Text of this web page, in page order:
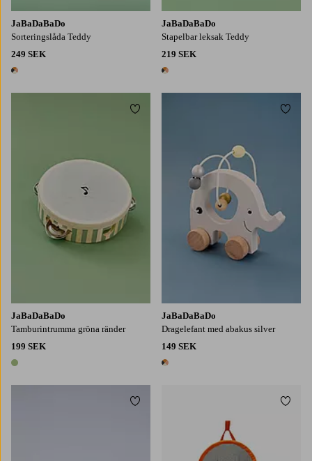
JaBaDaBaDo
Sorteringslåda Teddy
249 SEK
1 färg
JaBaDaBaDo
Stapelbar leksak Teddy
219 SEK
1 färg
JaBaDaBaDo
Tamburintrumma gröna ränder
199 SEK
1 färg
Lägg till i favoriter
JaBaDaBaDo
Dragelefant med abakus silver
149 SEK
1 färg
Lägg till i favoriter